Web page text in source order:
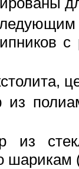
из
из
шарикам